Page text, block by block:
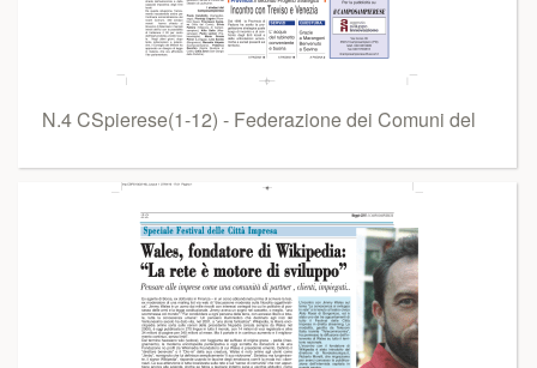
N.4 CSpierese(1-12) - Federazione dei Comuni del